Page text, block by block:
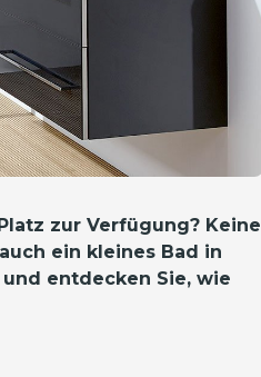
zur Verfügung? Keine
ein kleines Bad in
entdecken Sie, wie